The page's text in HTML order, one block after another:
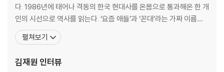
다. 1986년에 태어나 격동의 한국 현대사를 온몸으로 통과해온 한 개
인의 시선으로 역사를 읽는다. ‘요즘 애들’과 ‘꼰대’라는 가짜 이름표
를 찢어버리고, 그 이면에 숨겨진 지독한 계급과 구조의 차이를 직시
해야 한다고 역설한다. 서로를 향한 날 선 칼부림 대신 “어떤 가혹한
다리를 다시 잇고자 한다. 현재 역사 예능 유튜브 〈역사의재원쌤
펼쳐보기
김재원 인터뷰